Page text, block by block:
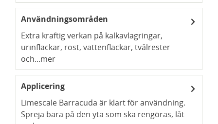
Användningsområden
Extra kraftig verkan på kalkavlagringar,
urinfläckar, rost, vattenfläckar, tvålrester
och...mer
Applicering
Limescale Barracuda är klart för användning.
Spreja bara på den yta som ska rengöras, låt